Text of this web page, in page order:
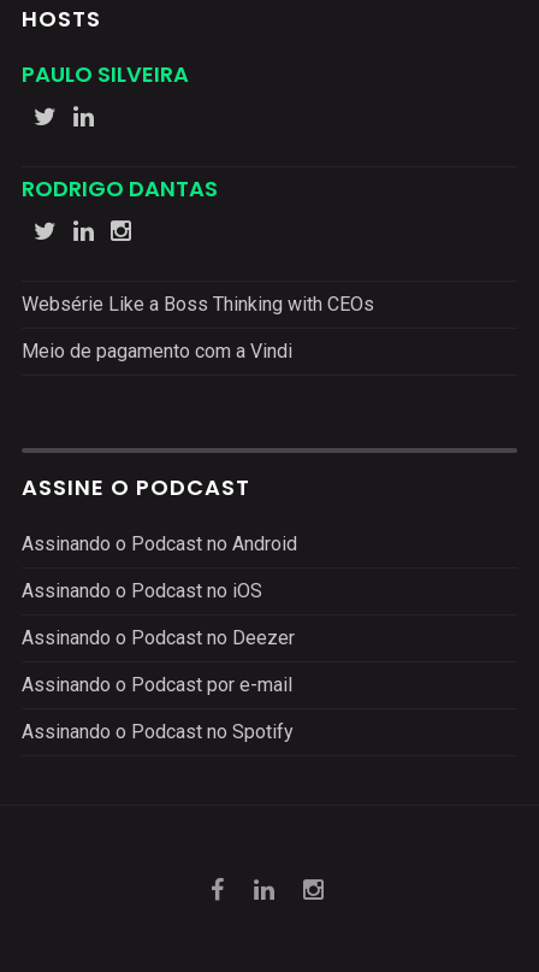
HOSTS
PAULO SILVEIRA
RODRIGO DANTAS
Websérie Like a Boss Thinking with CEOs
Meio de pagamento com a Vindi
ASSINE O PODCAST
Assinando o Podcast no Android
Assinando o Podcast no iOS
Assinando o Podcast no Deezer
Assinando o Podcast por e-mail
Assinando o Podcast no Spotify